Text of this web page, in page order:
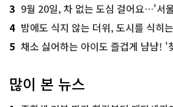
3 9월 20일, 차 없는 도심 걸어요…'서울 걷자
4 밤에도 식지 않는 더위, 도시를 식히
5 채소 싫어하는 아이도 즐겁게 냠냠! '찾아가
많이 본 뉴스